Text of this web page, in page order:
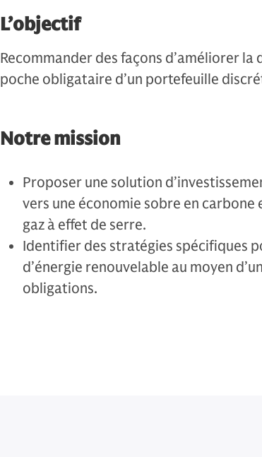
L’objectif
Recommander des façons d’améliorer
poche obligataire d’un portefeuille
Notre mission
Proposer une solution
vers une économie sobre en carbone
gaz à effet de serre.
Identifier des stratégies spécifiques
d’énergie renouvelable au moyen
obligations.